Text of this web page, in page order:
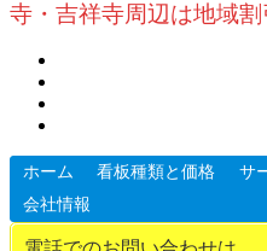
寺・吉祥寺周辺は地域割
ホーム 看板種類と価格 サ
会社情報